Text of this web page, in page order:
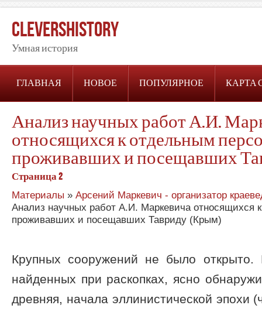
CleversHistory
Умная история
ГЛАВНАЯ НОВОЕ ПОПУЛЯРНОЕ КАРТА
Анализ научных работ А.И.
относящихся к отдельным
проживавших и посещавших
Страница 2
Материалы » Арсений Маркевич - организатор
Анализ научных работ А.И. Маркевича относящихся
проживавших и посещавших Тавриду (Крым)
Крупных сооружений не было открыто.
найденных при раскопках, ясно
древняя, начала эллинистической эпохи